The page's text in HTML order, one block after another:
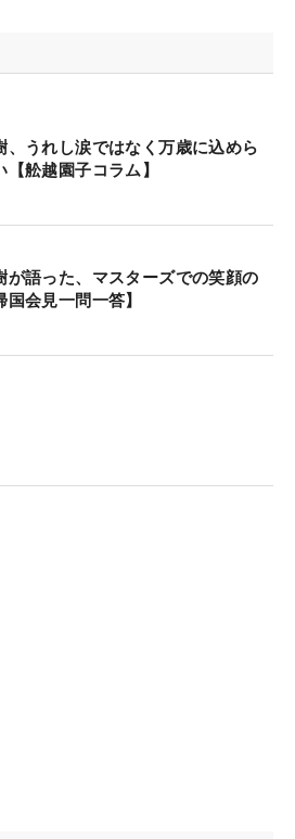
ウゼンが勝利して世界中を驚
山英樹は、まだ世界の舞台に
スターズ」でシュワーツェル
ャケットを羽織った表彰式
立っていたのは、ローアマに
松山だった。
が米ツアーで初優勝を挙げた
年「
プロ転向した2013年に、赤道
、うれし涙ではなく万歳に込めら
【舩越園子コラム】
が語った、マスターズでの笑顔の
国会見一問一答】